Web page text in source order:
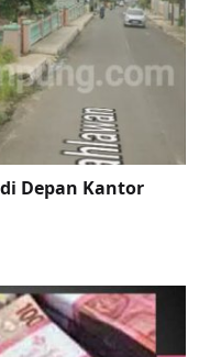
Depan Kantor